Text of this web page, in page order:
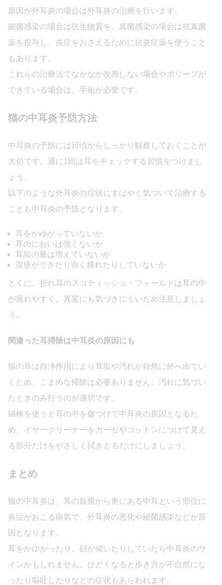
原因が外耳炎の場合は外耳炎の治療を行います。
細菌感染の場合は抗生物質を、真菌感染の場合は抗真菌
薬を投与し、炎症をおさえるために抗炎症薬を使うこと
もあります。
これらの治療法でなかなか改善しない場合やポリープが
できている場合は、手術が必要です。
猫の中耳炎予防方法
中耳炎の予防には日頃からしっかり観察しておくことが
大切です。週に1回は耳をチェックする習慣をつけまし
ょう。
以下のような外耳炎の症状にすばやく気づいて治療する
ことも中耳炎の予防となります。
耳をかゆがっていないか
耳のにおいは強くないか
耳垢の量は増えていないか
湿疹ができたり赤く腫れたりしていないか
とくに、折れ耳のスコティッシュ・フォールドは耳の中
が蒸れやすく、異変にも気づきにくいため注意しましょ
う。
間違った耳掃除は中耳炎の原因にも
猫の耳は自浄作用により耳垢や汚れが自然に外へ出てい
くため、こまめな掃除は必要ありません。汚れに気づい
たときのみ行うのが適切です。
綿棒を使うと耳の中を傷つけて中耳炎の原因となるた
め、イヤークリーナーをガーゼやコットンにつけて見え
る部分だけをやさしく拭きとるだけにしましょう。
まとめ
猫の中耳炎は、耳の鼓膜から奥にある中耳という部位に
炎症がおこる病気で、外耳炎の悪化や細菌感染などが原
因となります。
耳をかゆがったり、顔が傾いたりしていたら中耳炎のサ
インかもしれません。ひどくなると歩き方が不自然にな
ったり嘔吐したりなどの症状もあらわれます。